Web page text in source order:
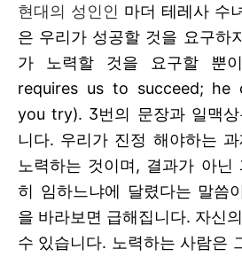
현대의 성인인 마더 테레사 수
은 우리가 성공할 것을 요구하
가 노력할 것을 요구할 뿐
requires us to succeed; he
you try). 3번의 문장과 일맥상
니다. 우리가 진정 해야하는
노력하는 것이며, 결과가 아닌
히 임하느냐에 달렸다는 말씀
을 바라보면 급해집니다. 자신
수 있습니다. 노력하는 사람은